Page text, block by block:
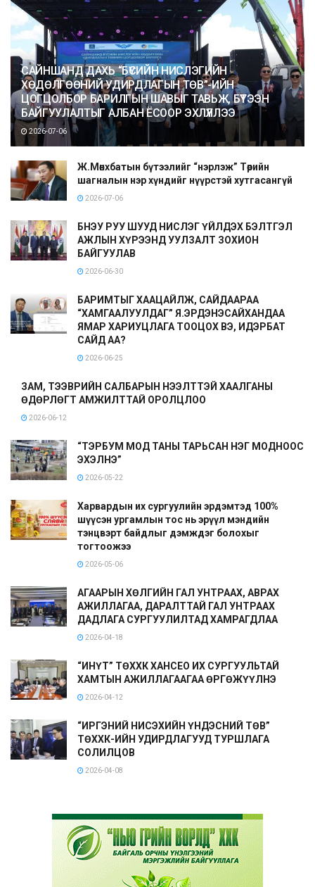
САЙНШАНД ДАХЬ “БҮСИЙН НИСЛЭГИЙН
ХӨДӨЛГӨӨНИЙ УДИРДЛАГЫН ТӨВ”-ИЙН
ЦОГЦОЛБОР БАРИЛГЫН ШАВЫГ ТАВЬЖ, БҮТЭЭН
БАЙГУУЛАЛТЫГ АЛБАН ЁСООР ЭХЛҮҮЛЛЭЭ
2026-07-06
Ж.Мөнхбатын бүтээлийг “нэрлэж” Төрийн
шагналын нэр хүндийг нүүрстэй хутгасангүй
2026-07-06
БНЭУ РУУ ШУУД НИСЛЭГ ҮЙЛДЭХ БЭЛТГЭЛ
АЖЛЫН ХҮРЭЭНД УУЛЗАЛТ ЗОХИОН
БАЙГУУЛАВ
2026-06-30
БАРИМТЫГ ХААЦАЙЛЖ, САЙДААРАА
“ХАМГААЛУУЛДАГ” Я.ЭРДЭНЭСАЙХАНДАА
ЯМАР ХАРИУЦЛАГА ТООЦОХ ВЭ, ИДЭРБАТ
САЙД АА?
2026-06-25
ЗАМ, ТЭЭВРИЙН САЛБАРЫН НЭЭЛТТЭЙ ХААЛГАНЫ
ӨДӨРЛӨГТ АМЖИЛТТАЙ ОРОЛЦЛОО
2026-06-12
“ТЭРБУМ МОД ТАНЫ ТАРЬСАН НЭГ МОДНООС
ЭХЭЛНЭ”
2026-05-22
Харвардын их сургуулийн эрдэмтэд 100%
шүүсэн ургамлын тос нь эрүүл мэндийн
тэнцвэрт байдлыг дэмждэг болохыг
тогтоожээ
2026-05-06
АГААРЫН ХӨЛГИЙН ГАЛ УНТРААХ, АВРАХ
АЖИЛЛАГАА, ДАРАЛТТАЙ ГАЛ УНТРААХ
ДАДЛАГА СУРГУУЛИЛТАД ХАМРАГДЛАА
2026-04-18
“ИНҮТ” ТӨХХК ХАНСЕО ИХ СУРГУУЛЬТАЙ
ХАМТЫН АЖИЛЛАГААГАА ӨРГӨЖҮҮЛНЭ
2026-04-12
“ИРГЭНИЙ НИСЭХИЙН ҮНДЭСНИЙ ТӨВ”
ТӨХХК-ИЙН УДИРДЛАГУУД ТУРШЛАГА
СОЛИЛЦОВ
2026-04-08